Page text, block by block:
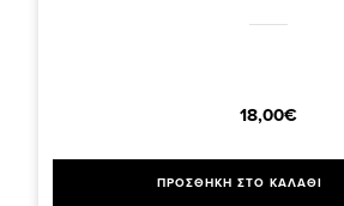
18,00€
ΠΡΟΣΘΗΚΗ ΣΤΟ ΚΑΛΑΘΙ